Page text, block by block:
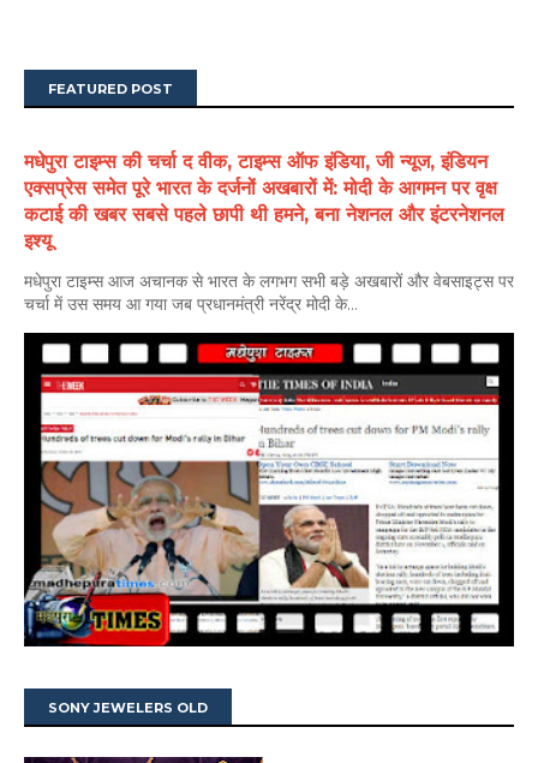
FEATURED POST
मधेपुरा टाइम्स की चर्चा द वीक, टाइम्स ऑफ इंडिया, जी न्यूज, इंडियन
एक्सप्रेस समेत पूरे भारत के दर्जनों अखबारों में: मोदी के आगमन पर वृक्ष
कटाई की खबर सबसे पहले छापी थी हमने, बना नेशनल और इंटरनेशनल
इश्यू
मधेपुरा टाइम्स आज अचानक से भारत के लगभग सभी बड़े अखबारों और वेबसाइट्स पर
चर्चा में उस समय आ गया जब प्रधानमंत्री नरेंद्र मोदी के...
SONY JEWELERS OLD